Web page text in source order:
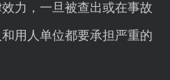
力，一旦被查出或在事故
用人单位都要承担严重的